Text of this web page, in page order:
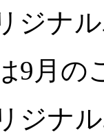
ジナ
9月の
ジナ